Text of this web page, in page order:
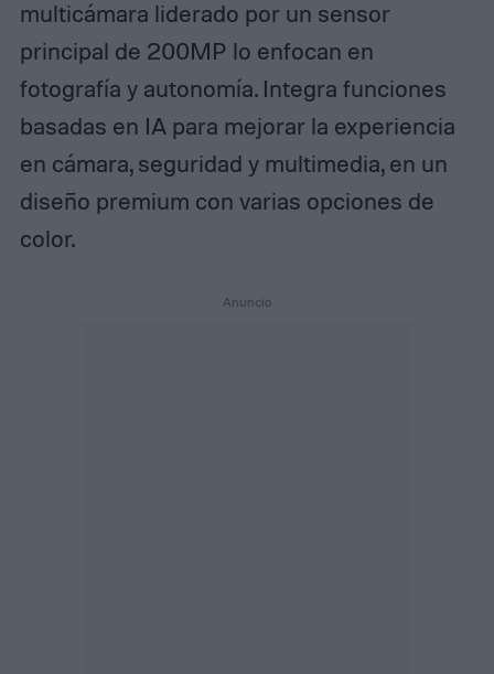
multicámara liderado por un sensor
principal de 200MP lo enfocan en
fotografía y autonomía.​ Integra funciones
basadas en IA para mejorar la experiencia
en cámara, seguridad y multimedia, en un
diseño premium con varias opciones de
color.